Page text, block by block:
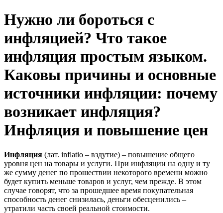
Нужно ли бороться с
инфляцией? Что такое
инфляция простым языком.
Каковы причины и основные
источники инфляции: почему
возникает инфляция?
Инфляция и повышение цен
Инфляция (лат. inflatio – вздутие) – повышение общего
уровня цен на товары и услуги. При инфляции на одну и ту
же сумму денег по прошествии некоторого времени можно
будет купить меньше товаров и услуг, чем прежде. В этом
случае говорят, что за прошедшее время покупательная
способность денег снизилась, деньги обесценились –
утратили часть своей реальной стоимости.